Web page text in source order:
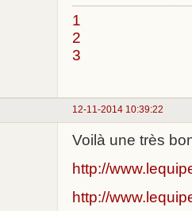
1
2
3
12-11-2014 10:39:22
Voilà une très
http://
http://